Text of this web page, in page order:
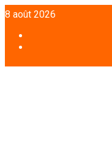
Aller
au
contenu
8 août 2026